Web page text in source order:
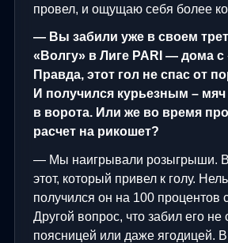
провел, и ощущаю себя более
— Вы забили уже в своем
«Волгу» в Лиге PARI — дома с
Правда, этот гол не спас от
И получился курьезным – мяч
в ворота. Или же во время
расчет на рикошет?
— Мы наигрывали розыгрыши. В
этот, который привел к голу.
получился он на 100 процентов
Другой вопрос, что забил его не
поясницей или даже ягодицей.